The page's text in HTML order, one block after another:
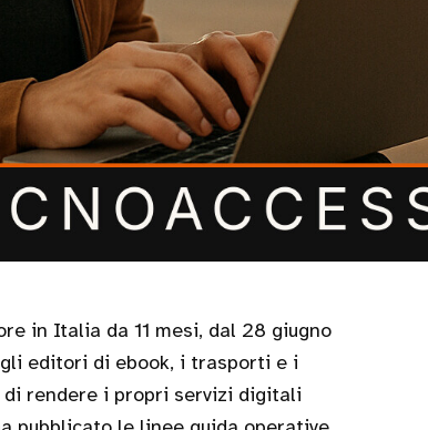
editori di ebook, i trasporti e i
rendere i propri servizi digitali